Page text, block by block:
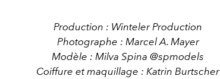
Production : Winteler Production
Photographe : Marcel A. Mayer
Modèle : Milva Spina @spmodels
Coiffure et maquillage : Katrin Burtscher